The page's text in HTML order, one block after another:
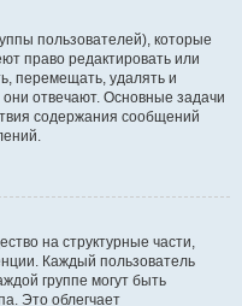
пользователей), которые
право редактировать или
перемещать, удалять и
отвечают. Основные задачи
содержания сообщений
на структурные части,
Каждый пользователь
группе могут быть
Это облегчает